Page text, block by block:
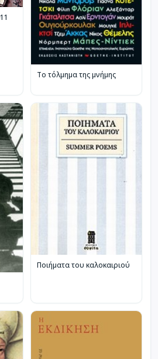
Το τόλμημα της μνήμης
Ποιήματα του καλοκαιριού